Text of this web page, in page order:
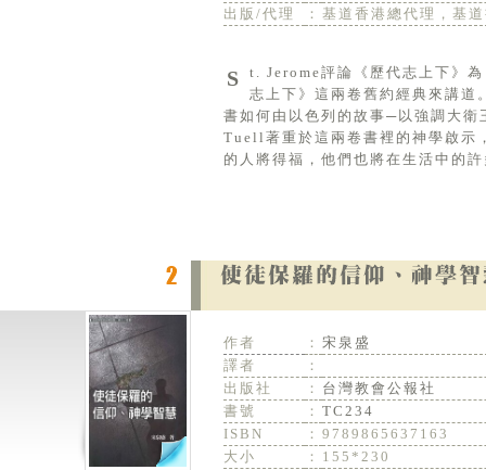
出版/代理
： 基道香港總代理，基
St. Jerome評論《歷代志上下》為「蘊藏所有神聖歷史的主要內涵」。然而卻很少有人研讀或在教會以《歷代
志上下》這兩卷舊約經典來講
書如何由以色列的故事─以強調大
Tuell著重於這兩卷書裡的神學啟示
的人將得福，他們也將在生活中的
作者 ： 宋泉盛
譯者
：
出版社
： 台灣教會公報社
書號
： TC234
ISBN
： 9789865637163
大小
： 155*230